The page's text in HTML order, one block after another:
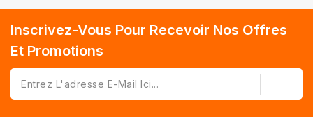
Inscrivez-Vous Pour Recevoir Nos Offres
Et Promotions